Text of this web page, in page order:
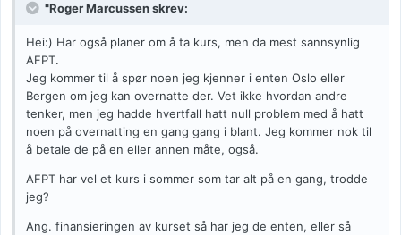
"Roger Marcussen skrev:
Hei:) Har også planer om å ta kurs, men da mest sannsynlig
AFPT.
Jeg kommer til å spør noen jeg kjenner i enten Oslo eller
Bergen om jeg kan overnatte der. Vet ikke hvordan andre
tenker, men jeg hadde hvertfall hatt null problem med å hatt
noen på overnatting en gang gang i blant. Jeg kommer nok til
å betale de på en eller annen måte, også.
AFPT har vel et kurs i sommer som tar alt på en gang, trodde
jeg?
Ang. finansieringen av kurset så har jeg de enten, eller så